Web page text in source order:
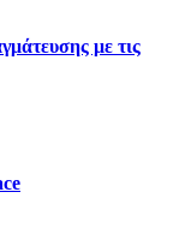
με τις